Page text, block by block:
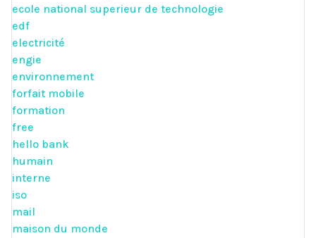
ecole national superieur de technologie
edf
electricité
engie
environnement
forfait mobile
formation
free
hello bank
humain
interne
iso
mail
maison du monde